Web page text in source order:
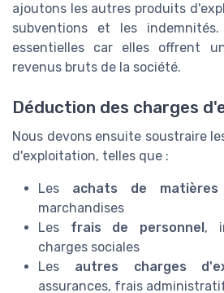
ajoutons les autres produits
subventions et les
essentielles car elles offrent
revenus bruts de la société.
Déduction des charges
Nous devons ensuite soustraire
d'exploitation, telles que :
Les achats de matières
marchandises
Les frais de personnel,
charges sociales
Les autres charges
assurances, frais